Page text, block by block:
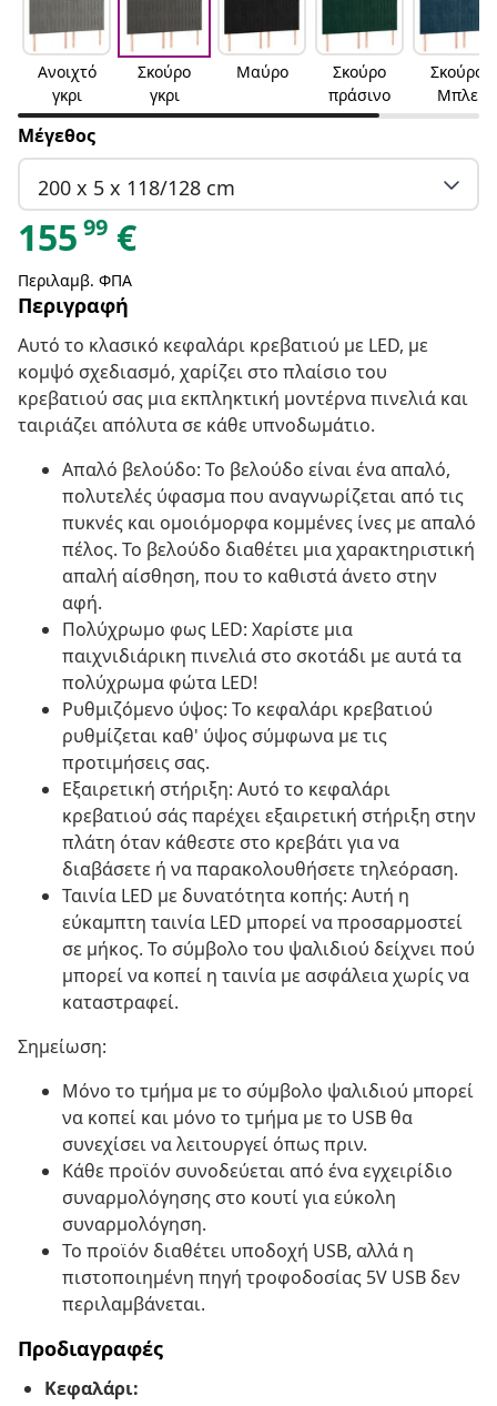
Ανοιχτό
γκρι
Σκούρο
γκρι
Μαύρο
Σκούρο
πράσινο
Σκούρο
Μπλε
Μέγεθος
200 x 5 x 118/128 cm
155 99 €
Περιλαμβ. ΦΠΑ
Περιγραφή
Αυτό το κλασικό κεφαλάρι κρεβατιού με LED, με
κομψό σχεδιασμό, χαρίζει στο πλαίσιο του
κρεβατιού σας μια εκπληκτική μοντέρνα πινελιά και
ταιριάζει απόλυτα σε κάθε υπνοδωμάτιο.
Απαλό βελούδο: Το βελούδο είναι ένα απαλό,
πολυτελές ύφασμα που αναγνωρίζεται από τις
πυκνές και ομοιόμορφα κομμένες ίνες με απαλό
πέλος. Το βελούδο διαθέτει μια χαρακτηριστική
απαλή αίσθηση, που το καθιστά άνετο στην
αφή.
Πολύχρωμο φως LED: Χαρίστε μια
παιχνιδιάρικη πινελιά στο σκοτάδι με αυτά τα
πολύχρωμα φώτα LED!
Ρυθμιζόμενο ύψος: Το κεφαλάρι κρεβατιού
ρυθμίζεται καθ' ύψος σύμφωνα με τις
προτιμήσεις σας.
Εξαιρετική στήριξη: Αυτό το κεφαλάρι
κρεβατιού σάς παρέχει εξαιρετική στήριξη στην
πλάτη όταν κάθεστε στο κρεβάτι για να
διαβάσετε ή να παρακολουθήσετε τηλεόραση.
Ταινία LED με δυνατότητα κοπής: Αυτή η
εύκαμπτη ταινία LED μπορεί να προσαρμοστεί
σε μήκος. Το σύμβολο του ψαλιδιού δείχνει πού
μπορεί να κοπεί η ταινία με ασφάλεια χωρίς να
καταστραφεί.
Σημείωση:
Μόνο το τμήμα με το σύμβολο ψαλιδιού μπορεί
να κοπεί και μόνο το τμήμα με το USB θα
συνεχίσει να λειτουργεί όπως πριν.
Κάθε προϊόν συνοδεύεται από ένα εγχειρίδιο
συναρμολόγησης στο κουτί για εύκολη
συναρμολόγηση.
Το προϊόν διαθέτει υποδοχή USB, αλλά η
πιστοποιημένη πηγή τροφοδοσίας 5V USB δεν
περιλαμβάνεται.
Προδιαγραφές
Κεφαλάρι: